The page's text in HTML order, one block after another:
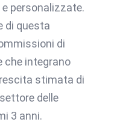
personalizzate.
di questa
di
che integrano
stimata di
delle
3 anni.